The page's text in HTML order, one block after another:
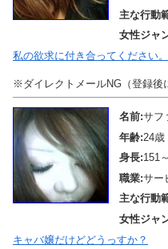
主な行動
女性ジャ
私の欲求に付き合ってください
※ダイレクトメールNG（登録後
名前:サフ
年齢:24歳
身長:151
職業:サー
主な行動
女性ジャ
キャバ嬢だけどどうっすか？